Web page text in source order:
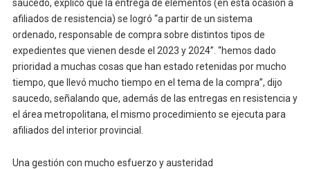
saucedo, explicó que la entrega de elementos (en esta ocasión a
afiliados de resistencia) se logró “a partir de un sistema
ordenado, responsable de compra sobre distintos tipos de
expedientes que vienen desde el 2023 y 2024”. “hemos dado
prioridad a muchas cosas que han estado retenidas por mucho
tiempo, que llevó mucho tiempo en el tema de la compra”, dijo
saucedo, señalando que, además de las entregas en resistencia y
el área metropolitana, el mismo procedimiento se ejecuta para
afiliados del interior provincial.
Una gestión con mucho esfuerzo y austeridad